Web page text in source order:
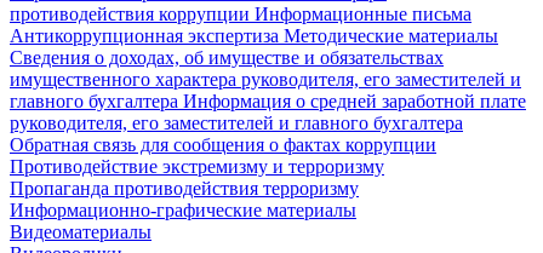
противодействия коррупции Информационные письма
Антикоррупционная экспертиза Методические материалы
Сведения о доходах, об имуществе и обязательствах
имущественного характера руководителя, его заместителей и
главного бухгалтера Информация о средней заработной плате
руководителя, его заместителей и главного бухгалтера
Обратная связь для сообщения о фактах коррупции
Противодействие экстремизму и терроризму
Пропаганда противодействия терроризму
Информационно-графические материалы
Видеоматериалы